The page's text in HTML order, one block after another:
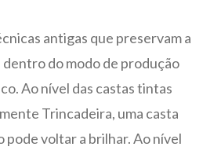
antigas que preservam a
dentro do modo de produção
Ao nível das castas tintas
Trincadeira, uma casta
pode voltar a brilhar. Ao nível